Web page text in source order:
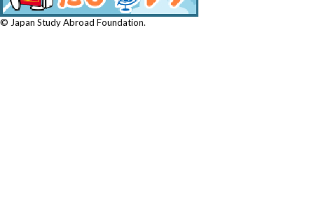
© Japan Study Abroad Foundation.